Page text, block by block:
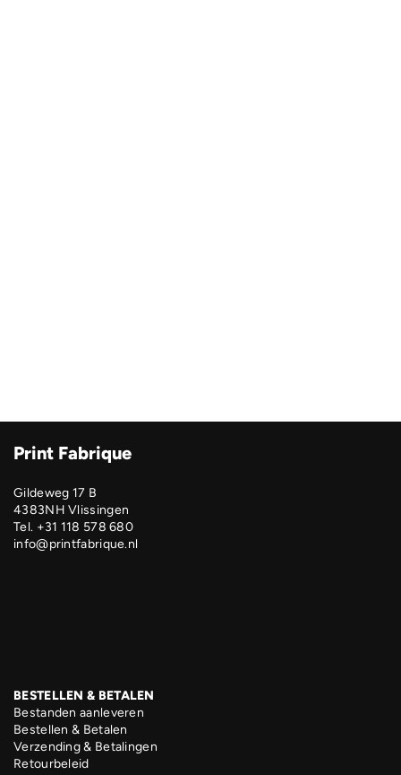
Print Fabrique
Gildeweg 17 B
4383NH Vlissingen
Tel. +31 118 578 680
info@printfabrique.nl
BESTELLEN & BETALEN
Bestanden aanleveren
Bestellen & Betalen
Verzending & Betalingen
Retourbeleid